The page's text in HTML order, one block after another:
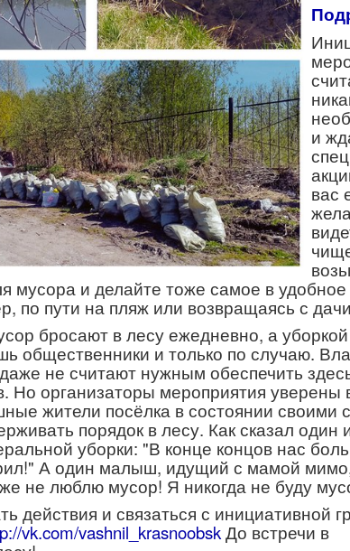
и
вас
мусора и делайте тоже самое в удобное
по пути на пляж или возвращаясь с
бросают в лесу ежедневно, а уборкой
общественники и только по случаю.
не считают нужным обеспечить
Но организаторы мероприятия уверены
жители посёлка в состоянии своими
порядок в лесу. Как сказал один
уборки: "В конце концов нас
А один малыш, идущий с мамой
не люблю мусор! Я никогда не буду
действия и связаться с инициативной
vk.com/vashnil_krasnoobskДо встречи в